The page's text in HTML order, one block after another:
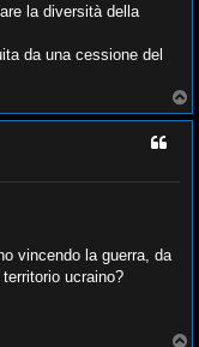
la diversità della
da una cessione del
o
vincendo la guerra, da
ucraino?